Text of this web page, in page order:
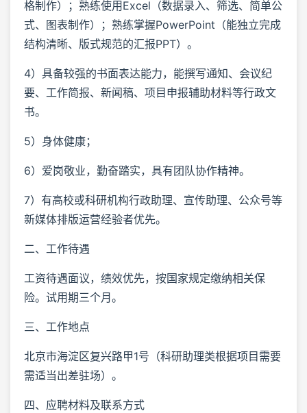
格制作）；熟练使用Excel（数据录入、筛选、简单公
式、图表制作）；熟练掌握PowerPoint（能独立完成
结构清晰、版式规范的汇报PPT）。
4）具备较强的书面表达能力，能撰写通知、会议纪
要、工作简报、新闻稿、项目申报辅助材料等行政文
书。
5）身体健康；
6）爱岗敬业，勤奋踏实，具有团队协作精神。
7）有高校或科研机构行政助理、宣传助理、公众号等
新媒体排版运营经验者优先。
二、工作待遇
工资待遇面议，绩效优先，按国家规定缴纳相关保
险。试用期三个月。
三、工作地点
北京市海淀区复兴路甲1号（科研助理类根据项目需要
需适当出差驻场）。
四、应聘材料及联系方式